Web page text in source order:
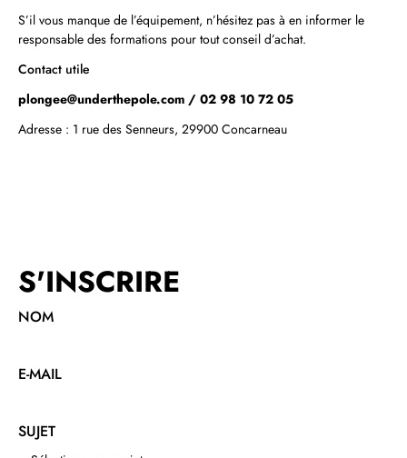
S’il vous manque de l’équipement, n’hésitez pas à en informer le
responsable des formations pour tout conseil d’achat.
Contact utile
plongee@underthepole.com / 02 98 10 72 05
Adresse : 1 rue des Senneurs, 29900 Concarneau
S'INSCRIRE
NOM
E-MAIL
SUJET